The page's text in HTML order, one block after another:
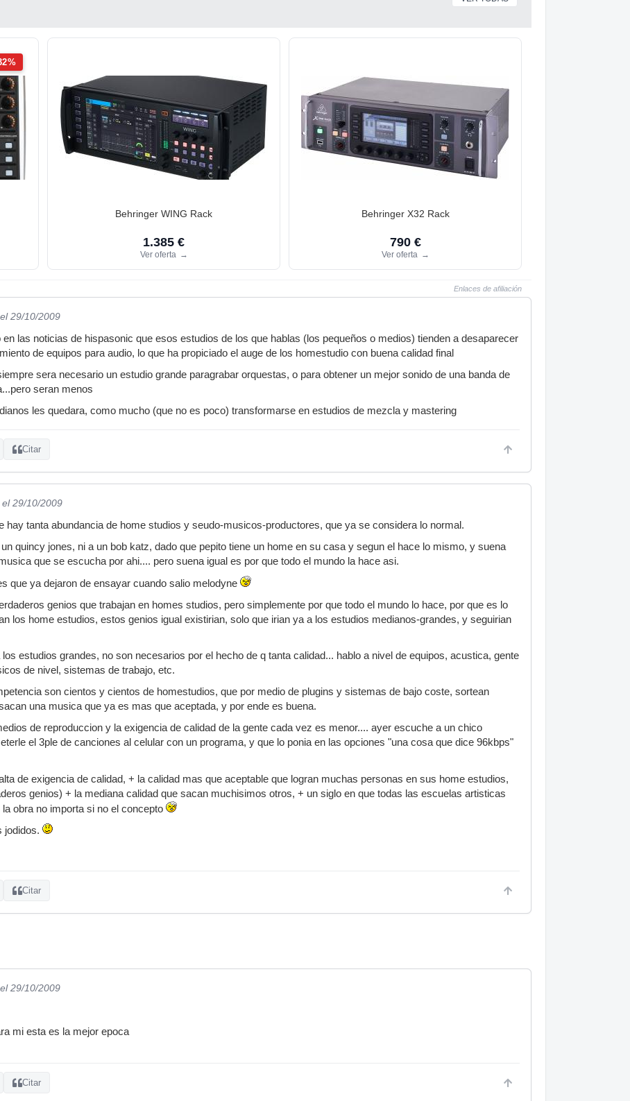
Behringer WING Rack
1.385 €
Ver oferta →
Behringer X32 Rack
790 €
Ver oferta →
Enlaces de afiliación
el 29/10/2009
las noticias de hispasonic que esos estudios de los que hablas (los pequeños o medios) tienden a desaparecer
de equipos para audio, lo que ha propiciado el auge de los homestudio con buena calidad final
sera necesario un estudio grande paragrabar orquestas, o para obtener un mejor sonido de una banda de
seran menos
les quedara, como mucho (que no es poco) transformarse en estudios de mezcla y mastering
Citar
el 29/10/2009
hay tanta abundancia de home studios y seudo-musicos-productores, que ya se considera lo normal.
quincy jones, ni a un bob katz, dado que pepito tiene un home en su casa y segun el hace lo mismo, y suena
que se escucha por ahi.... pero suena igual es por que todo el mundo la hace asi.
que ya dejaron de ensayar cuando salio melodyne
genios que trabajan en homes studios, pero simplemente por que todo el mundo lo hace, por que es lo
los home estudios, estos genios igual existirian, solo que irian ya a los estudios medianos-grandes, y seguirian
estudios grandes, no son necesarios por el hecho de q tanta calidad... hablo a nivel de equipos, acustica, gente
de nivel, sistemas de trabajo, etc.
son cientos y cientos de homestudios, que por medio de plugins y sistemas de bajo coste, sortean
una musica que ya es mas que aceptada, y por ende es buena.
de reproduccion y la exigencia de calidad de la gente cada vez es menor.... ayer escuche a un chico
el 3ple de canciones al celular con un programa, y que lo ponia en las opciones "una cosa que dice 96kbps"
de exigencia de calidad, + la calidad mas que aceptable que logran muchas personas en sus home estudios,
genios) + la mediana calidad que sacan muchisimos otros, + un siglo en que todas las escuelas artisticas
obra no importa si no el concepto
jodidos.
Citar
el 29/10/2009
mi esta es la mejor epoca
Citar